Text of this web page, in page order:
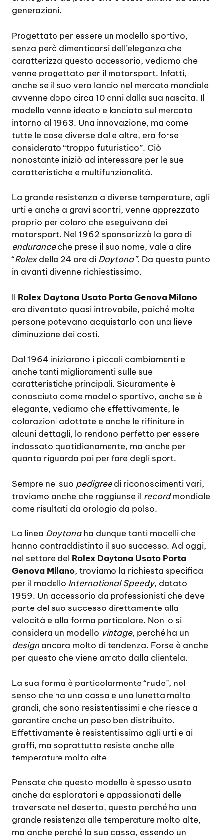
generazioni.
Progettato per essere un modello sportivo,
senza però dimenticarsi dell’eleganza che
caratterizza questo accessorio, vediamo che
venne progettato per il motorsport. Infatti,
anche se il suo vero lancio nel mercato mondiale
avvenne dopo circa 10 anni dalla sua nascita. Il
modello venne ideato e lanciato sul mercato
intorno al 1963. Una innovazione, ma come
tutte le cose diverse dalle altre, era forse
considerato “troppo futuristico”. Ciò
nonostante iniziò ad interessare per le sue
caratteristiche e multifunzionalità.
La grande resistenza a diverse temperature, agli
urti e anche a gravi scontri, venne apprezzato
proprio per coloro che eseguivano dei
motorsport. Nel 1962 sponsorizzò la gara di
enduranceche prese il suo nome, vale a dire
“Rolexdella 24 ore di Daytona”. Da questo punto
in avanti divenne richiestissimo.
Il Rolex Daytona Usato Porta Genova Milano
era diventato quasi introvabile, poiché molte
persone potevano acquistarlo con una lieve
diminuzione dei costi.
Dal 1964 iniziarono i piccoli cambiamenti e
anche tanti miglioramenti sulle sue
caratteristiche principali. Sicuramente è
conosciuto come modello sportivo, anche se è
elegante, vediamo che effettivamente, le
colorazioni adottate e anche le rifiniture in
alcuni dettagli, lo rendono perfetto per essere
indossato quotidianamente, ma anche per
quanto riguarda poi per fare degli sport.
Sempre nel suo pedigreedi riconoscimenti vari,
troviamo anche che raggiunse il recordmondiale
come risultati da orologio da polso.
La linea Daytonaha dunque tanti modelli che
hanno contraddistinto il suo successo. Ad oggi,
nel settore del Rolex Daytona Usato Porta
Genova Milano, troviamo la richiesta specifica
per il modello International Speedy, datato
1959. Un accessorio da professionisti che deve
parte del suo successo direttamente alla
velocità e alla forma particolare. Non lo si
considera un modello vintage, perché ha un
design ancora molto di tendenza. Forse è anche
per questo che viene amato dalla clientela.
La sua forma è particolarmente “rude”, nel
senso che ha una cassa e una lunetta molto
grandi, che sono resistentissimi e che riesce a
garantire anche un peso ben distribuito.
Effettivamente è resistentissimo agli urti e ai
graffi, ma soprattutto resiste anche alle
temperature molto alte.
Pensate che questo modello è spesso usato
anche da esploratori e appassionati delle
traversate nel deserto, questo perché ha una
grande resistenza alle temperature molto alte,
ma anche perché la sua cassa, essendo un